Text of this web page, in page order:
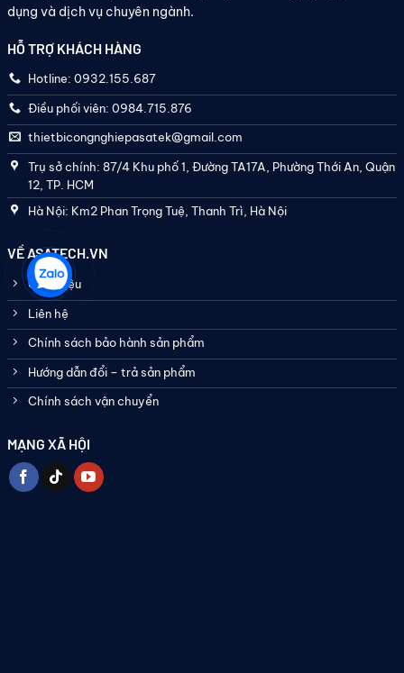
dụng và dịch vụ chuyên ngành.
HỖ TRỢ KHÁCH HÀNG
Hotline: 0932.155.687
Điều phối viên: 0984.715.876
thietbicongnghiepasatek@gmail.com
Trụ sở chính: 87/4 Khu phố 1, Đường TA17A, Phường Thới An, Quận
12, TP. HCM
Hà Nội: Km2 Phan Trọng Tuệ, Thanh Trì, Hà Nội
VỀ ASATECH.VN
Giới thiệu
Liên hệ
Chính sách bảo hành sản phẩm
Hướng dẫn đổi – trả sản phẩm
Chính sách vận chuyển
MẠNG XÃ HỘI